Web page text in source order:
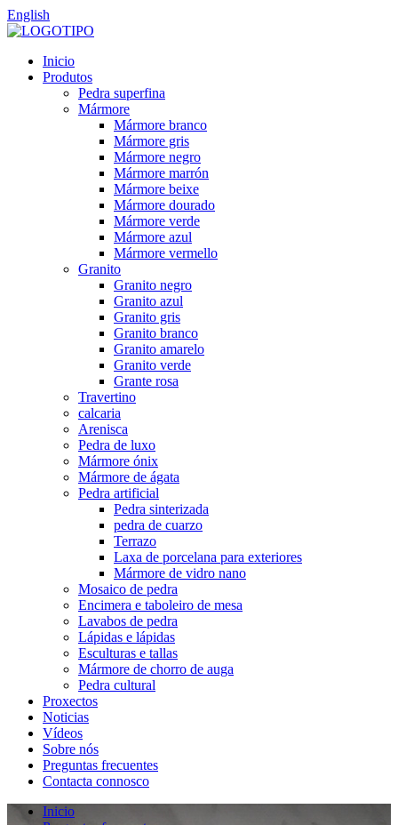
English
Inicio
Produtos
Pedra superfina
Mármore
Mármore branco
Mármore gris
Mármore negro
Mármore marrón
Mármore beixe
Mármore dourado
Mármore verde
Mármore azul
Mármore vermello
Granito
Granito negro
Granito azul
Granito gris
Granito branco
Granito amarelo
Granito verde
Grante rosa
Travertino
calcaria
Arenisca
Pedra de luxo
Mármore ónix
Mármore de ágata
Pedra artificial
Pedra sinterizada
pedra de cuarzo
Terrazo
Laxa de porcelana para exteriores
Mármore de vidro nano
Mosaico de pedra
Encimera e taboleiro de mesa
Lavabos de pedra
Lápidas e lápidas
Esculturas e tallas
Mármore de chorro de auga
Pedra cultural
Proxectos
Noticias
Vídeos
Sobre nós
Preguntas frecuentes
Contacta connosco
Inicio